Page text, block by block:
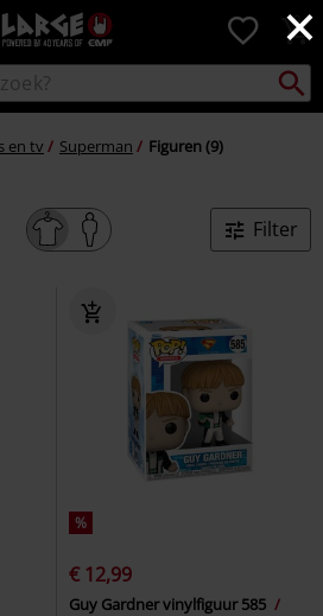
×
Large
–
Muziek-,
en
gaming-
alternatieve
kleding
0
zoeken
en tv Superman Figuren (9)
Filter
%
€ 12,99
Guy Gardner vinylfiguur 585